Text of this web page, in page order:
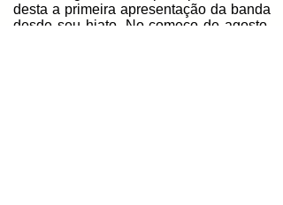
desta a primeira apresentação da banda
desde seu hiato. No começo de agosto,